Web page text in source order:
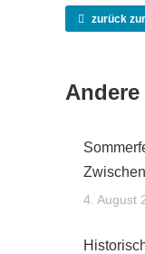
zurück
4. August